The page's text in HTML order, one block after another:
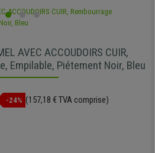
AVEC ACCOUDOIRS CUIR,
Empilable, Piétement Noir, Bleu
-24% (157,18 € TVA comprise)